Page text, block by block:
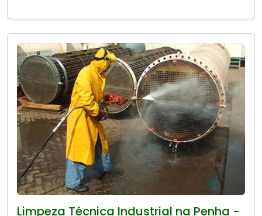
Limpeza Técnica Industrial na Penha -